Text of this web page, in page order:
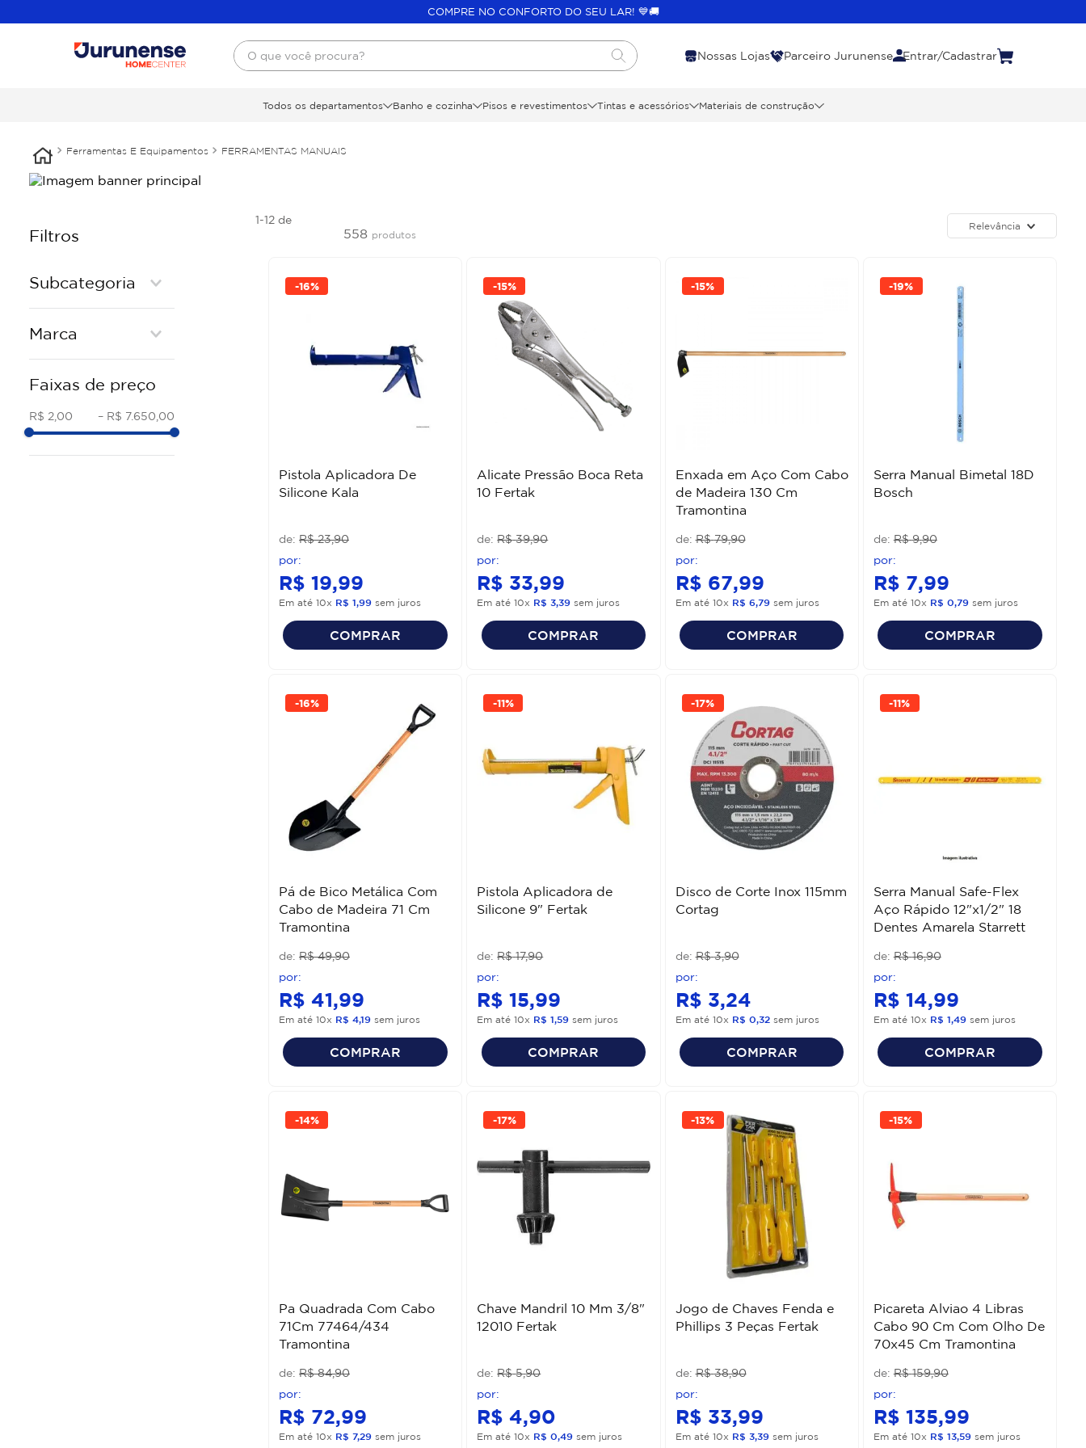
COMPRE NO CONFORTO DO SEU LAR! 💙🚚
O que você procura?
Nossas Lojas Parceiro Jurunense Entrar/Cadastrar
Todos os departamentos Banho e cozinha Pisos e revestimentos Tintas e acessórios Materiais de construção
Ferramentas E Equipamentos FERRAMENTAS MANUAIS
Filtros
Subcategoria
CHAVE DE FENDA
CHAVE COMBINADA
KIT FERRAMENTA
Marca
FERTAK
GEDORE
CORTAG
WORKER
Faixas de preço
R$ 2,00 – R$ 7.650,00
1-12 de
558 produtos
Relevância
-16%
Pistola Aplicadora De
Silicone Kala
R$ 23,90
R$ 19,99
Em até 10x R$ 1,99 sem juros
COMPRAR
-15%
Alicate Pressão Boca Reta
10 Fertak
R$ 39,90
R$ 33,99
Em até10x R$ 3,39 sem juros
COMPRAR
-15%
Enxada em Aço Com Cabo
de Madeira 130 Cm
Tramontina
R$ 79,90
R$ 67,99
Em até 10x R$ 6,79sem juros
COMPRAR
-19%
Serra Manual Bimetal 18D
Bosch
R$ 9,90
R$ 7,99
Em até 10x R$ 0,79sem juros
COMPRAR
-16%
Pá de Bico Metálica Com
Cabo de Madeira 71 Cm
Tramontina
R$ 49,90
R$ 41,99
Em até 10x R$ 4,19 sem juros
COMPRAR
-11%
Pistola Aplicadora de
Silicone 9" Fertak
R$ 17,90
R$ 15,99
Em até10x R$ 1,59 sem juros
COMPRAR
-17%
Disco de Corte Inox 115mm
Cortag
R$ 3,90
R$ 3,24
Em até 10x R$ 0,32sem juros
COMPRAR
-11%
Serra Manual Safe-Flex
Aço Rápido 12"x1/2" 18
Dentes Amarela Starrett
R$ 16,90
R$ 14,99
Em até 10x R$ 1,49sem juros
COMPRAR
-14%
Pa Quadrada Com Cabo
71Cm 77464/434
Tramontina
R$ 84,90
R$ 72,99
Em até 10x R$ 7,29 sem juros
-17%
Chave Mandril 10 Mm 3/8"
12010 Fertak
R$ 5,90
R$ 4,90
Em até10x R$ 0,49 sem juros
-13%
Jogo de Chaves Fenda e
Phillips 3 Peças Fertak
R$ 38,90
R$ 33,99
Em até 10x R$ 3,39sem juros
-15%
Picareta Alviao 4 Libras
Cabo 90 Cm Com Olho De
70x45 Cm Tramontina
R$ 159,90
R$ 135,99
Em até 10x R$ 13,59sem juros